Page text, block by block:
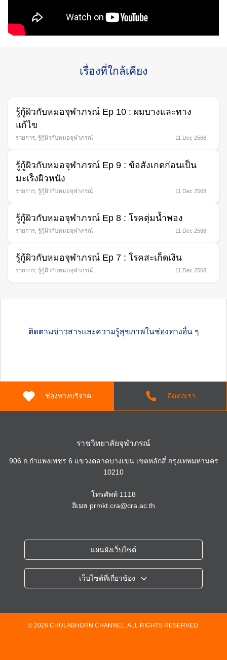
เรื่องที่ใกล้เคียง
รู้กู้ผิวกับหมอจุฬาภรณ์ Ep 10 : ผมบางและทาง
แก้ไข
รายการ รู้กู้ผิวกับหมอจุฬาภรณ์ 11 Dec 2568
รู้กู้ผิวกับหมอจุฬาภรณ์ Ep 9 : ข้อสังเกตก่อนเป็น
มะเร็งผิวหนัง
รายการ รู้กู้ผิวกับหมอจุฬาภรณ์ 11 Dec 2568
รู้กู้ผิวกับหมอจุฬาภรณ์ Ep 8 : โรคตุ่มนํ้าพอง
รายการ รู้กู้ผิวกับหมอจุฬาภรณ์ 11 Dec 2568
รู้กู้ผิวกับหมอจุฬาภรณ์ Ep 7 : โรคสะเก็ดเงิน
รายการ รู้กู้ผิวกับหมอจุฬาภรณ์ 11 Dec 2568
ติดตามข่าวสารและความรู้สุขภาพในช่องทางอื่น ๆ
ช่องทางบริจาค ติดต่อเรา
ราชวิทยาลัยจุฬาภรณ์
906 ถ.กำแพงเพชร 6 แขวงตลาดบางเขน เขตหลักสี่ กรุงเทพมหานคร
10210
โทรศัพท์ 1118
อีเมล prmkt.cra@cra.ac.th
แผนผังเว็บไซต์
เว็บไซต์ที่เกี่ยวข้อง
โรงพยาบาลจุฬาภรณ์
วิทยาลัยวิทยาศาสตร์การแพทย์เจ้าฟ้าจุฬาภรณ์
© 2026 CHULABHORN CHANNEL. ALL RIGHTS RESERVED.